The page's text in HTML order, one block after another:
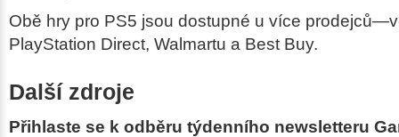
Obě hry pro PS5 jsou dostupné u více
PlayStation Direct, Walmartu a Best Buy.
Další zdroje
Přihlaste se k odběru týdenního newsletteru